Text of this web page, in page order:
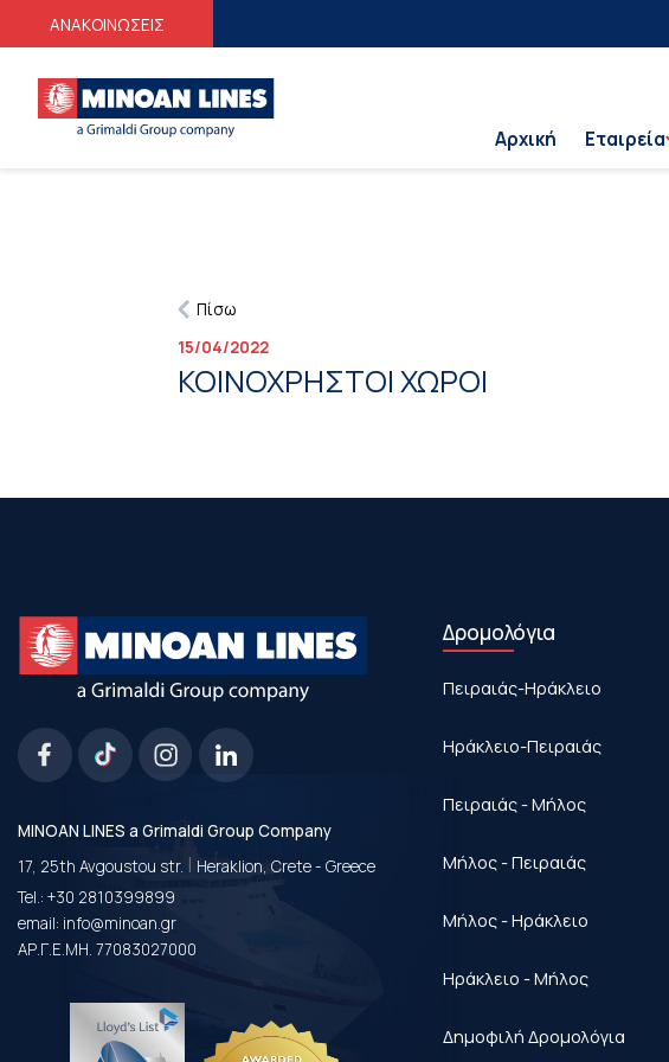
ΑΝΑΚΟΙΝΩΣΕΙΣ
Αρχική Εταιρεία
Πίσω
15/04/2022
ΚΟΙΝΟΧΡΗΣΤΟΙ ΧΩΡΟΙ
MINOAN LINES a Grimaldi Group Company
17, 25th Avgoustou str. | Heraklion, Crete - Greece
Tel.: +30 2810399899
email: info@minoan.gr
ΑΡ.Γ.Ε.ΜΗ. 77083027000
Δρομολόγια
Πειραιάς-Ηράκλειο
Ηράκλειο-Πειραιάς
Πειραιάς - Μήλος
Μήλος - Πειραιάς
Μήλος - Ηράκλειο
Ηράκλειο - Μήλος
Δημοφιλή Δρομολόγια